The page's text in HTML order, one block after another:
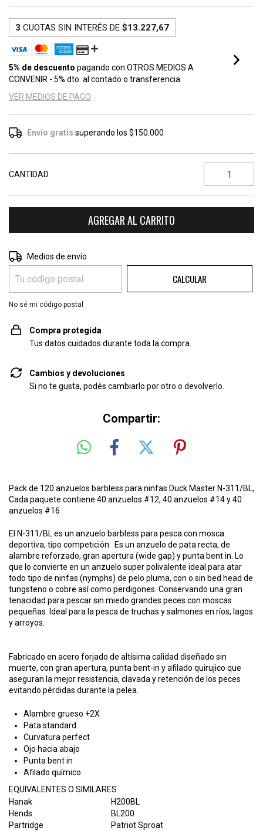
3 CUOTAS SIN INTERÉS DE $13.227,67
5% de descuento pagando con OTROS MEDIOS A
CONVENIR - 5% dto. al contado o transferencia
VER MEDIOS DE PAGO
Envío gratis superando los$150.000
CANTIDAD
Entregas para el CP:
Medios de envío
CALCULAR
No sé mi código postal
Compra protegida
Tus datos cuidados durante toda la compra.
Cambios y devoluciones
Si no te gusta, podés cambiarlo por otro o devolverlo.
Compartir:
Pack de 120 anzuelos barbless para ninfas Duck Master N-311/BL,
Cada paquete contiene 40 anzuelos #12, 40 anzuelos #14 y 40
anzuelos #16
El N-311/BL es un anzuelo barbless para pesca con mosca
deportiva, tipo competición. Es un anzuelo de pata recta, de
alambre reforzado, gran apertura (wide gap) y punta bent in. Lo
que lo convierte en un anzuelo super polivalente ideal para atar
todo tipo de ninfas (nymphs) de pelo pluma, con o sin bed head de
tungsteno o cobre así como perdigones. Conservando una gran
tenacidad para pescar sin miedo grandes peces con moscas
pequeñas. Ideal para la pesca de truchas y salmones en ríos, lagos
y arroyos.
Fabricado en acero forjado de altísima calidad diseñado sin
muerte, con gran apertura, punta bent-in y afilado quirujico que
aseguran la mejor resistencia, clavada y retención de los peces
evitando pérdidas durante la pelea.
Alambre grueso +2X
Pata standard
Curvatura perfect
Ojo hacia abajo
Punta bent in
Afilado químico.
EQUIVALENTES O SIMILARES
Hanak
H200BL
Hends
BL200
Partridge
Patriot Sproat